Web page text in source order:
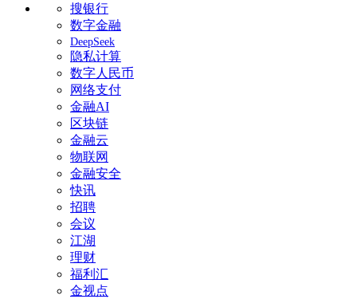
搜银行
数字金融
DeepSeek
隐私计算
数字人民币
网络支付
金融AI
区块链
金融云
物联网
金融安全
快讯
招聘
会议
江湖
理财
福利汇
金视点